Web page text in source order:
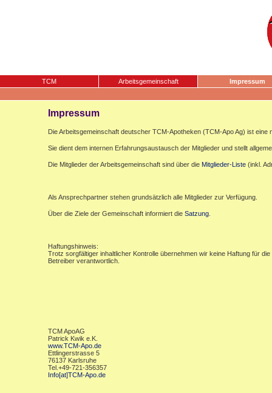
TCM Arbeitsgemeinschaft Impressum
Impressum
Die Arbeitsgemeinschaft deutscher TCM-Apotheken (TCM-Apo Ag) ist eine
Sie dient dem internen Erfahrungsaustausch der Mitglieder und stellt
Die Mitglieder der Arbeitsgemeinschaft sind über die Mitglieder-Liste (inkl.
Als Ansprechpartner stehen grundsätzlich alle Mitglieder zur Verfügung.
Über die Ziele der Gemeinschaft informiert die Satzung
Haftungshinweis:
Trotz sorgfältiger inhaltlicher Kontrolle übernehmen wir keine Haftung für
Betreiber verantwortlich.
TCM ApoAG
Patrick Kwik e.K.
www.TCM-Apo.de
Ettlingerstrasse 5
76137 Karlsruhe
Tel.+49-721-356357
Info[at]TCM-Apo.de